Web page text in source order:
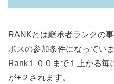
RANKとは継承者ランクの
ボスの参加条件になっていま
Rank１００まで１上がる
が+２されます。